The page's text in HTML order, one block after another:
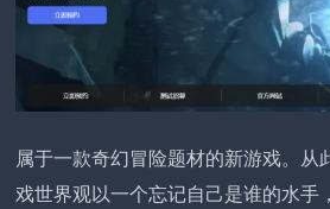
属于一款奇幻冒险题材的新游戏。从
戏世界观以一个忘记自己是谁的水手